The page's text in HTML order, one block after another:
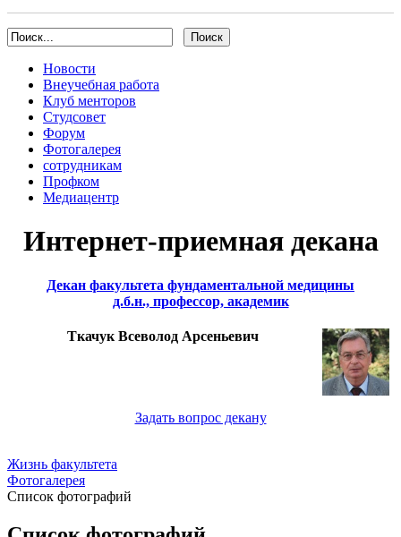
Новости
Внеучебная работа
Клуб менторов
Студсовет
Форум
Фотогалерея
сотрудникам
Профком
Медиацентр
Интернет-приемная декана
Декан факультета фундаментальной медицины
д.б.н., профессор, академик
Ткачук Всеволод Арсеньевич
Задать вопрос декану
Жизнь факультета
Фотогалерея
Список фотографий